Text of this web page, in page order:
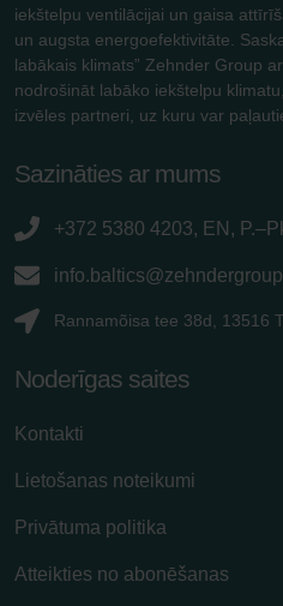
iekštelpu ventilācijai un gaisa
un augsta energoefektivitāte.
labākais klimats” Zehnder Group
nodrošināt labāko iekštelpu
izvēles partneri, uz kuru var
Sazināties ar mums
+372 5380 4203, EN,
Rannamõisa tee 38d, 13516
Noderīgas saites
Kontakti
Lietošanas noteikumi
Privātuma politika
Atteikties no abonēšanas